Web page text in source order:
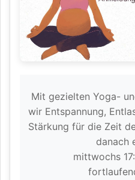
Mit gezielten Yoga-
wir Entspannung,
Stärkung für die Zeit
danach
mittwochs